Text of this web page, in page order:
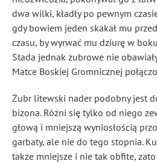
dwa wilki, kładły po pewnym
gdy bowiem jeden skakał mu
czasu, by wyrwać mu dziurę w
Stada jednak żubrowe nie
Matce Boskiej Gromnicznej
Żubr litewski nader podobny jest
bizona. Różni się tylko od niego
głową i mniejszą wyniosłością
garbaty, ale nie do tego stopnia.
także mniejsze i nie tak obfite,